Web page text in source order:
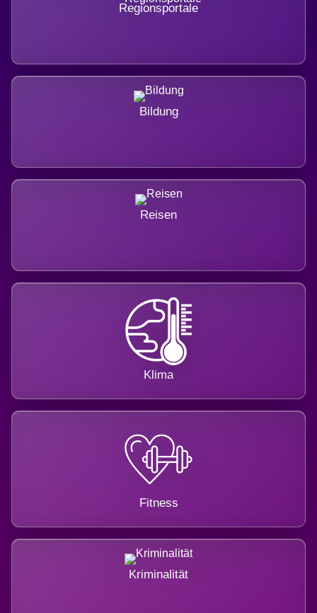
Regionsportale
Bildung
Reisen
Klima
Fitness
Kriminalität